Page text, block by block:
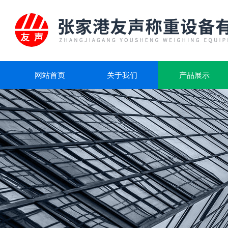
网站首页 关于我们 产品展示